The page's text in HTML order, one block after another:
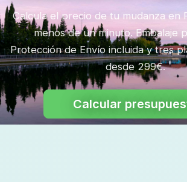
Calcula el precio de tu mudanza en
menos de un minuto. Embalaje
Protección de Envío incluida y tres
desde 299€.
Calcular